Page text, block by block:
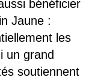
bénéficier
Jaune :
les
un grand
soutiennent